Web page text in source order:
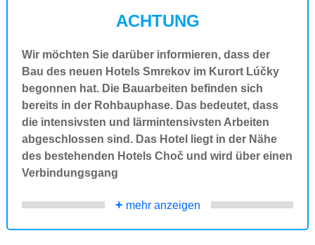
ACHTUNG
Wir möchten Sie darüber informieren, dass der
Bau des neuen Hotels Smrekov im Kurort Lúčky
begonnen hat. Die Bauarbeiten befinden sich
bereits in der Rohbauphase. Das bedeutet, dass
die intensivsten und lärmintensivsten Arbeiten
abgeschlossen sind. Das Hotel liegt in der Nähe
des bestehenden Hotels Choč und wird über einen
Verbindungsgang
+ mehr anzeigen